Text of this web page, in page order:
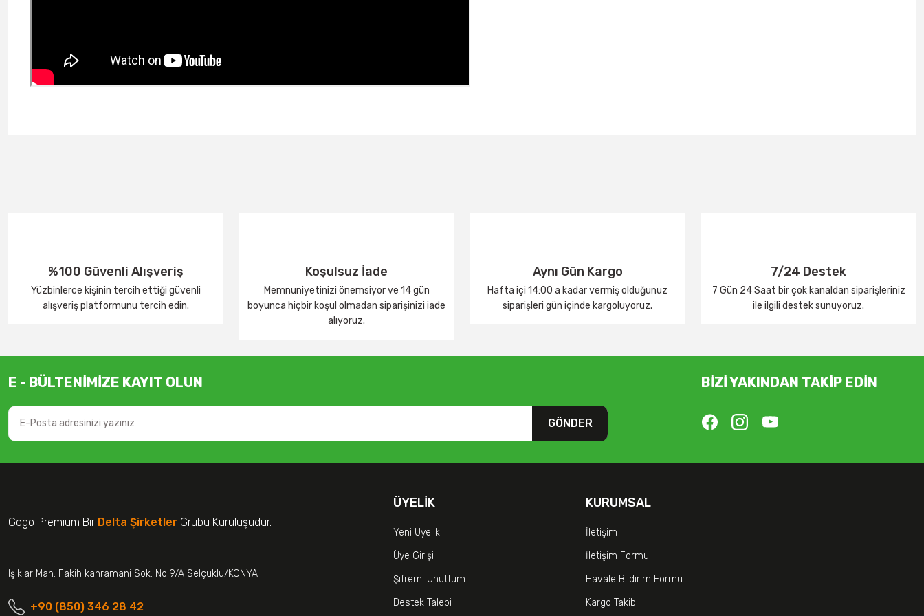
%100 Güvenli Alışveriş
Yüzbinlerce kişinin tercih ettiği güvenli
alışveriş platformunu tercih edin.
Koşulsuz İade
Memnuniyetinizi önemsiyor ve 14 gün
boyunca hiçbir koşul olmadan siparişinizi iade
alıyoruz.
Aynı Gün Kargo
Hafta içi 14:00 a kadar vermiş olduğunuz
siparişleri gün içinde kargoluyoruz.
7/24 Destek
7 Gün 24 Saat bir çok kanaldan siparişleriniz
ile ilgili destek sunuyoruz.
E - BÜLTENİMİZE KAYIT OLUN
GÖNDER
BİZİ YAKINDAN TAKİP EDİN
Gogo Premium Bir Delta Şirketler Grubu Kuruluşudur.
Işıklar Mah. Fakih kahramani Sok. No:9/A Selçuklu/KONYA
+90 (850) 346 28 42
ÜYELIK
Yeni Üyelik
Üye Girişi
Şifremi Unuttum
Destek Talebi
KURUMSAL
İletişim
İletişim Formu
Havale Bildirim Formu
Kargo Takibi